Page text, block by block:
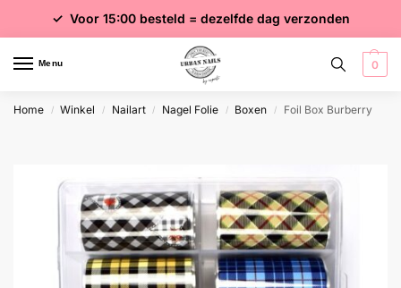
✓ Gratis verzending vanaf €75 excl. btw
✓ Voor 15:00 besteld = dezelfde dag verzonden
✓ Meer dan 4000 producten
Menu 0
Home / Winkel / Nailart / Nagel Folie / Boxen / Foil Box Burberry